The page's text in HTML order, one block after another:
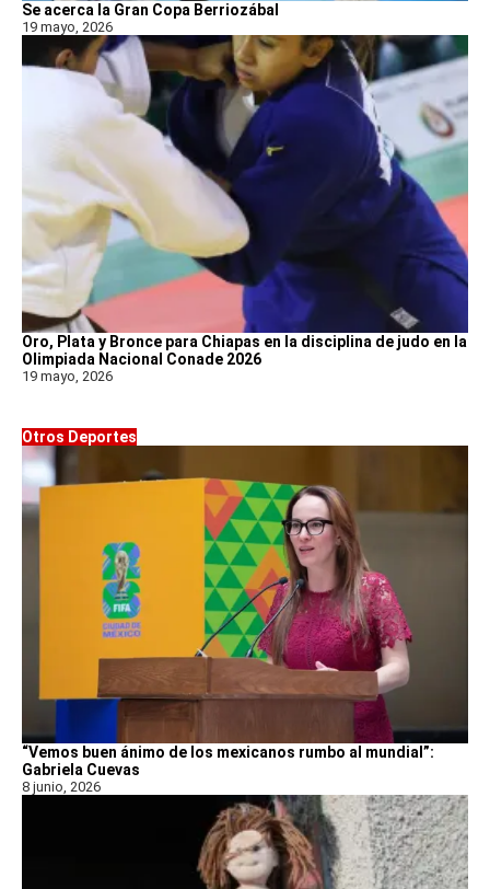
Se acerca la Gran Copa Berriozábal
19 mayo, 2026
Oro, Plata y Bronce para Chiapas en la disciplina de judo en la
Olimpiada Nacional Conade 2026
19 mayo, 2026
Otros Deportes
“Vemos buen ánimo de los mexicanos rumbo al mundial”:
Gabriela Cuevas
8 junio, 2026